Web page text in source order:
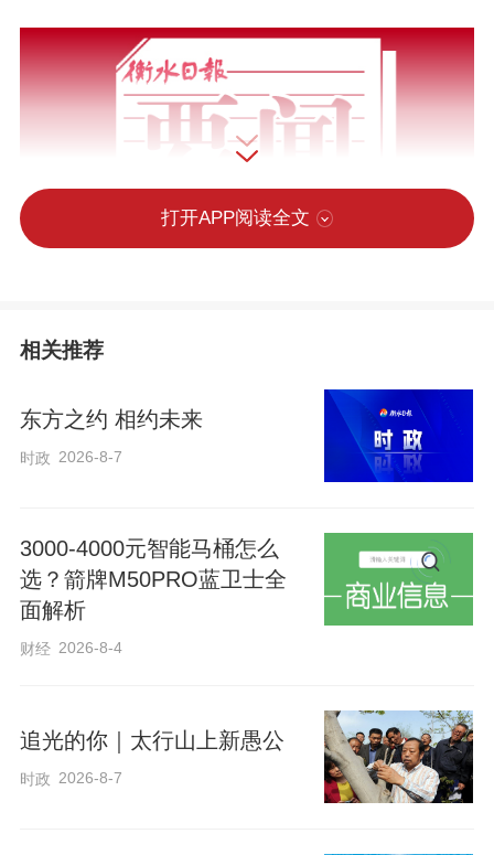
习近平总书记指出：“青年是整个社会力量
中最积极、最有生气的力量，国家的希望
记一直十分重视青年工作，关心青年成
长，无论多忙他都会留出一些时间，走进
青年中间，同他们交流谈心。五四青年节
打开APP阅读全文
相关推荐
东方之约 相约未来
时政 2026-8-7
3000-4000元智能马桶怎么
选？箭牌M50PRO蓝卫士全
面解析
财经 2026-8-4
追光的你｜太行山上新愚公
时政 2026-8-7